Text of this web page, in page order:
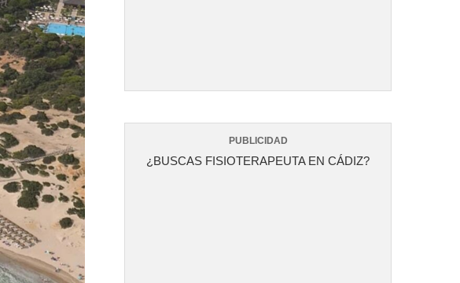
PUBLICIDAD
¿BUSCAS FISIOTERAPEUTA EN CÁDIZ?